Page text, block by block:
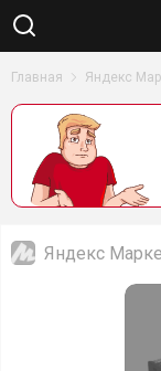
Главная Яндекс
Яндекс